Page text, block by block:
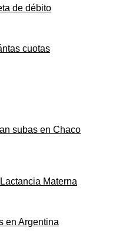
de débito
cuotas
subas en Chaco
Materna
en Argentina